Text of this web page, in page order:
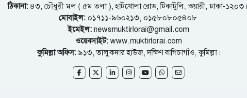
ঠিকানা: ৪৩, চৌধুরী মল ( ৫ম তলা ), হাটখোলা রোড, টিকাটুলি, ওয়ারী, ঢাকা-১২০৩।
মোবাইল:০১৭১১-৯৬০২১৩, ০১৫৮০৮০৫৪০৮
ইমেইল: newsmuktirlorai@gmail.com
ওয়েবসাইট: www.muktirlorai.com
কুমিল্লা অফিস: ৯১৩, তালুকদার হাউজ, দক্ষিণ বাগিচাগাঁও, কুমিল্লা।